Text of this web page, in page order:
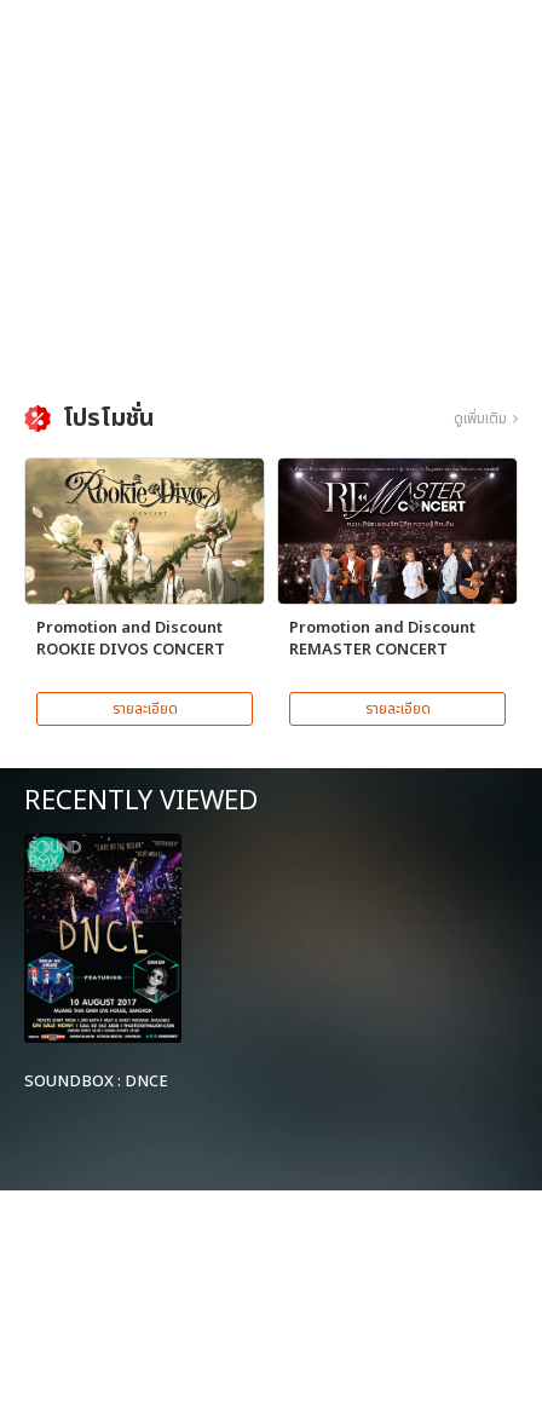
โปรโมชั่น ดูเพิ่มเติม
Promotion and Discount
ROOKIE DIVOS CONCERT
รายละเอียด
Promotion and Discount
REMASTER CONCERT
รายละเอียด
RECENTLY VIEWED
SOUNDBOX : DNCE